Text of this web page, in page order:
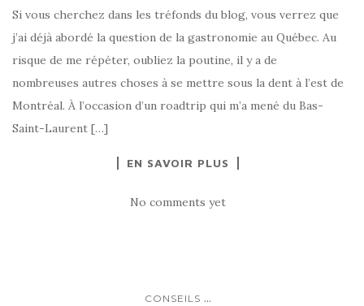
Si vous cherchez dans les tréfonds du blog, vous verrez que
j’ai déjà abordé la question de la gastronomie au Québec. Au
risque de me répéter, oubliez la poutine, il y a de
nombreuses autres choses à se mettre sous la dent à l’est de
Montréal. À l’occasion d’un roadtrip qui m’a mené du Bas-
Saint-Laurent […]
EN SAVOIR PLUS
No comments yet
CONSEILS ...